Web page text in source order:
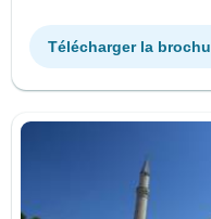
Télécharger la